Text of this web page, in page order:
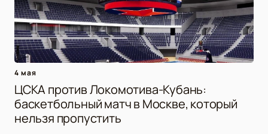
4 мая
ЦСКА против Локомотива-Кубань:
баскетбольный матч в Москве, который
нельзя пропустить